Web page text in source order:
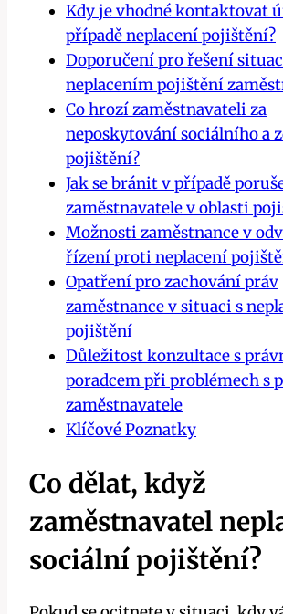
Kdy je vhodné kontaktovat
případě neplacení pojištění?
Doporučení pro řešení
neplacením pojištění
Co hrozí zaměstnavateli za
neposkytování sociálního a
pojištění?
Jak se bránit v případě
zaměstnavatele v oblasti
Možnosti zaměstnance v
řízení proti neplacení
Opatření pro zachování práv
zaměstnance v situaci s
pojištění
Důležitost konzultace s
poradcem při problémech s
zaměstnavatele
Klíčové Poznatky
Co dělat, když
zaměstnavatel
sociální pojištění?